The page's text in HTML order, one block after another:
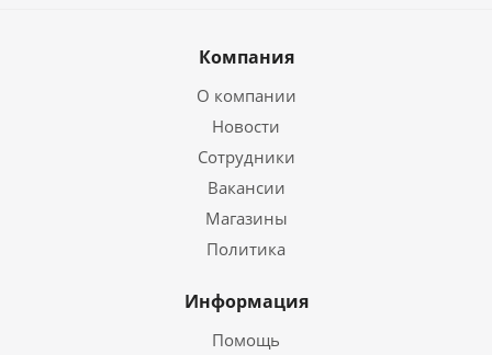
Компания
О компании
Новости
Сотрудники
Вакансии
Магазины
Политика
Информация
Помощь